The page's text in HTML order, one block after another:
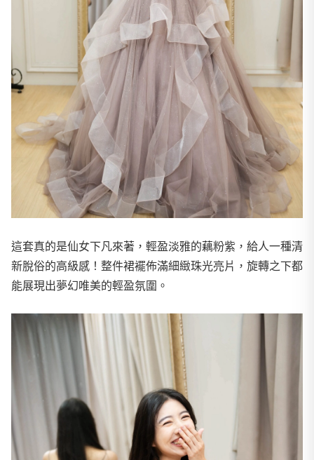
這套真的是仙女下凡來著，輕盈淡雅的藕粉紫，給人一種清
新脫俗的高級感！整件裙襬佈滿細緻珠光亮片，旋轉之下都
能展現出夢幻唯美的輕盈氛圍。